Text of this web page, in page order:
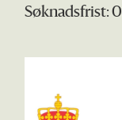
Søknadsfrist: